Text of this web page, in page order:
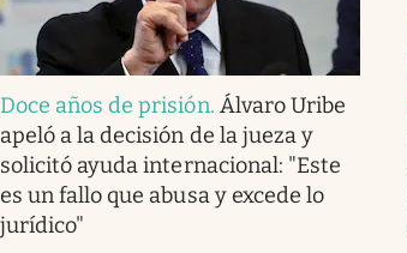
Doce años de prisión. Álvaro Uribe
apeló a la decisión de la jueza y
solicitó ayuda internacional: "Este
es un fallo que abusa y excede lo
jurídico"